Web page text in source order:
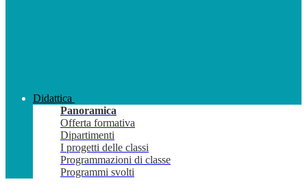
Didattica
Panoramica
Offerta formativa
Dipartimenti
I progetti delle classi
Programmazioni di classe
Programmi svolti